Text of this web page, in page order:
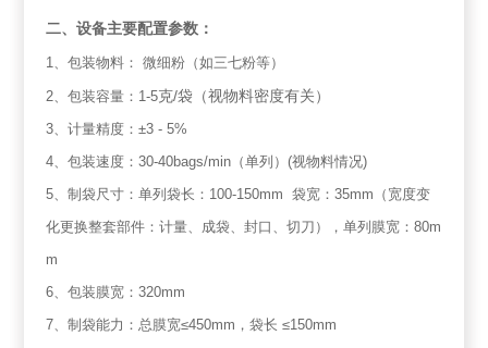
二、设备主要配置参数：
1、包装物料： 微细粉（如三七粉等）
2、包装容量： 1-5克/袋（视物料密度有关）
3、计量精度：±3 - 5%
4、包装速度：30-40bags/min （单列）(视物料情况)
5、制袋尺寸：单列袋长： 100-150mm袋宽：35mm （宽度变
化更换整套部件：计量、成袋、封口、切刀），单列膜宽：80m
m
6、包装膜宽：320mm
7、制袋能力：总膜宽≤450mm ，袋长 ≤150mm